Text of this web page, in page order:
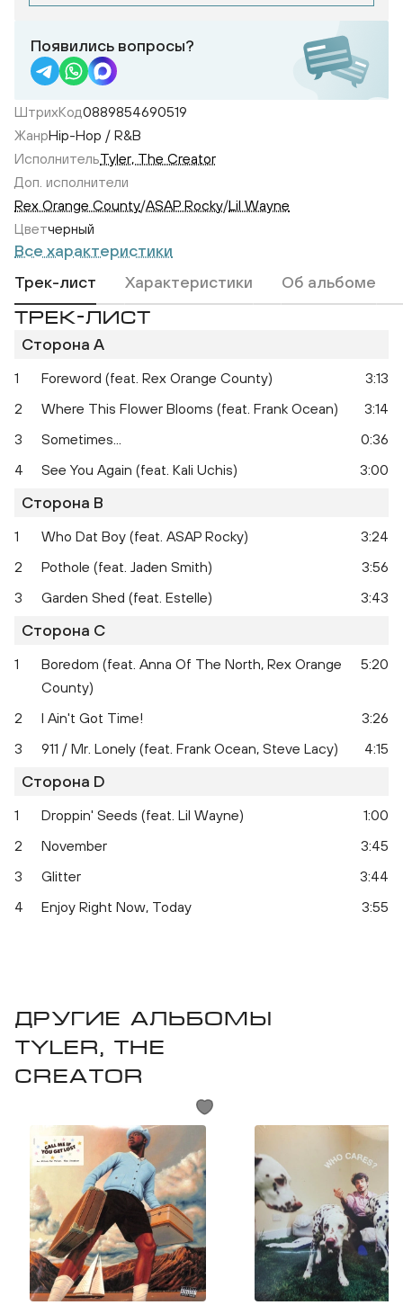
Появились вопросы?
ШтрихКод0889854690519
ЖанрHip-Hop / R&B
ИсполнительTyler, The Creator
Доп. исполнители
Rex Orange County/ASAP Rocky/Lil Wayne
Цветчерный
Все характеристики
Трек-лист
Характеристики Об альбоме
ТРЕК-ЛИСТ
Сторона A
1 Foreword (feat. Rex Orange County)
3:13
2
Where This Flower Blooms (feat. Frank Ocean)
3:14
3
Sometimes...
0:36
4
See You Again (feat. Kali Uchis) 3:00
Сторона B
1 Who Dat Boy (feat. ASAP Rocky)
3:24
2
Pothole (feat. Jaden Smith)
3:56
3
Garden Shed (feat. Estelle) 3:43
Сторона C
1
Boredom (feat. Anna Of The North, Rex Orange
County)
5:20
2 I Ain't Got Time!
3:26
3
911 / Mr. Lonely (feat. Frank Ocean, Steve Lacy) 4:15
Сторона D
1 Droppin' Seeds (feat. Lil Wayne)
1:00
2
November
3:45
3
Glitter
3:44
4
Enjoy Right Now, Today 3:55
Другие альбомы
Tyler, The
Creator